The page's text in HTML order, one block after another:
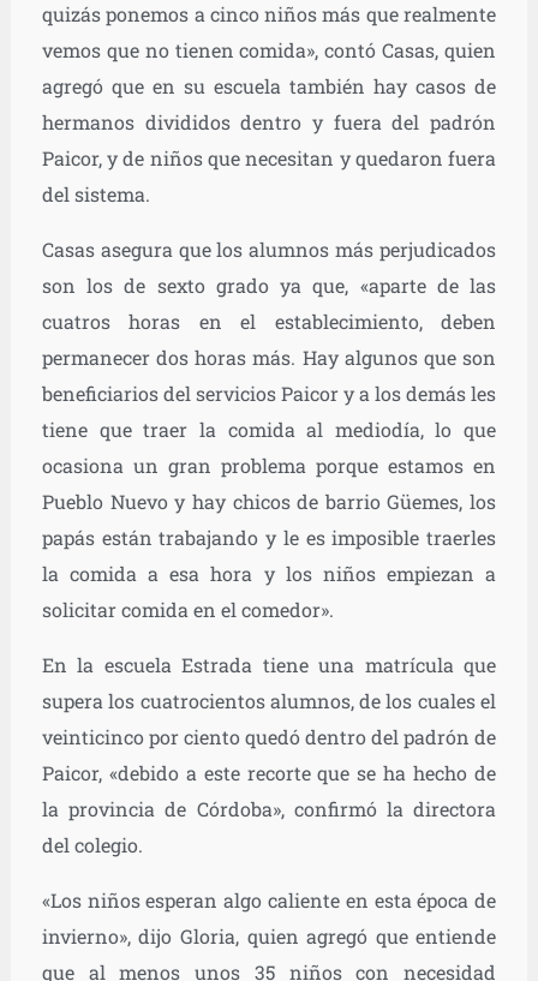
quizás ponemos a cinco niños más que realmente
vemos que no tienen comida», contó Casas, quien
agregó que en su escuela también hay casos de
hermanos divididos dentro y fuera del padrón
Paicor, y de niños que necesitan y quedaron fuera
del sistema.
Casas asegura que los alumnos más perjudicados
son los de sexto grado ya que, «aparte de las
cuatros horas en el establecimiento, deben
permanecer dos horas más. Hay algunos que son
beneficiarios del servicios Paicor y a los demás les
tiene que traer la comida al mediodía, lo que
ocasiona un gran problema porque estamos en
Pueblo Nuevo y hay chicos de barrio Güemes, los
papás están trabajando y le es imposible traerles
la comida a esa hora y los niños empiezan a
solicitar comida en el comedor».
En la escuela Estrada tiene una matrícula que
supera los cuatrocientos alumnos, de los cuales el
veinticinco por ciento quedó dentro del padrón de
Paicor, «debido a este recorte que se ha hecho de
la provincia de Córdoba», confirmó la directora
del colegio.
«Los niños esperan algo caliente en esta época de
invierno», dijo Gloria, quien agregó que entiende
que al menos unos 35 niños con necesidad